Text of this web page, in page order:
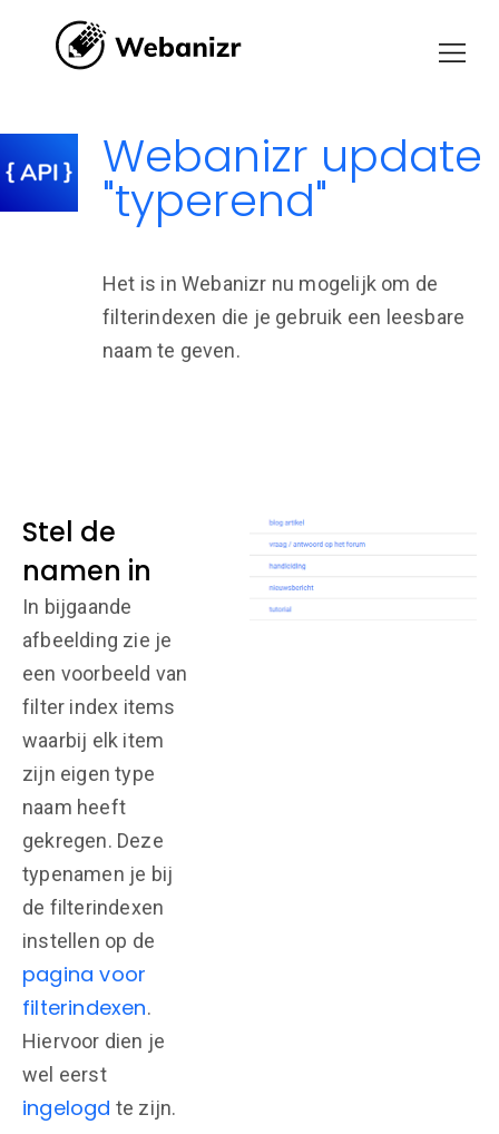
Webanizr update
"typerend"
Het is in Webanizr nu mogelijk om de
filterindexen die je gebruik een leesbare
naam te geven.
Stel de
namen in
In bijgaande
afbeelding zie je
een voorbeeld van
filter index items
waarbij elk item
zijn eigen type
naam heeft
gekregen. Deze
typenamen je bij
de filterindexen
instellen op de
pagina voor
filterindexen.
Hiervoor dien je
wel eerst
ingelogd te zijn.